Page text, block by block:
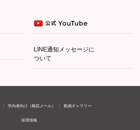
LINE通知メッセージに
ついて
学内者向け（梅花メール） 動画ギャラリー
採用情報